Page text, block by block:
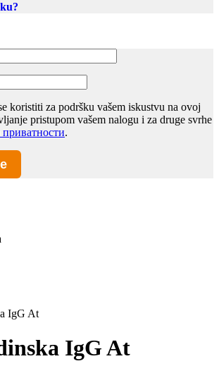
koristiti za podršku vašem iskustvu na ovoj
pristupom vašem nalogu i za druge svrhe
.
IgG At
IgG At